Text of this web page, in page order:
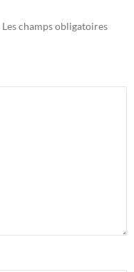
Les champs obligatoires